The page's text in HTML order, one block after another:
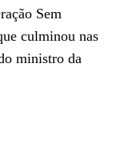
Sem
culminou nas
ministro da